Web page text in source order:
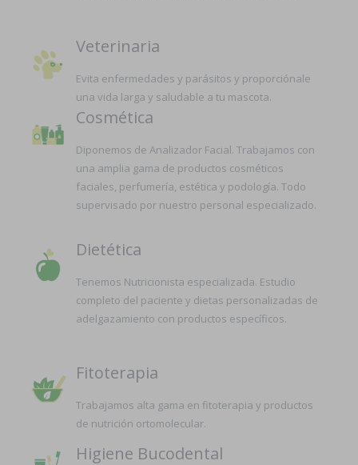
Veterinaria
Evita enfermedades y parásitos y proporciónale
una vida larga y saludable a tu mascota.
Cosmética
Diponemos de Analizador Facial. Trabajamos con
una amplia gama de productos cosméticos
faciales, perfumería, estética y podología. Todo
supervisado por nuestro personal especializado.
Dietética
Tenemos Nutricionista especializada. Estudio
completo del paciente y dietas personalizadas de
adelgazamiento con productos específicos.
Fitoterapia
Trabajamos alta gama en fitoterapia y productos
de nutrición ortomolecular.
Higiene Bucodental